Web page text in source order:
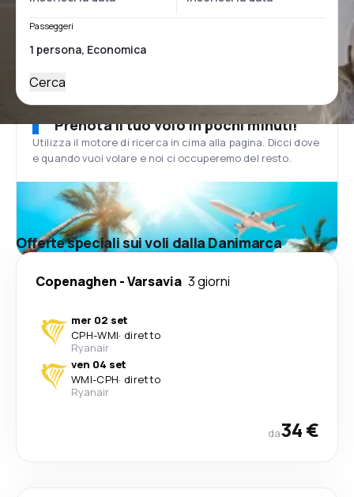
Passeggeri
Cerca
Prenota il tuo volo in pochi minuti!
Utilizza il motore di ricerca in cima alla pagina. Dicci dove
e quando vuoi volare e noi ci occuperemo del resto.
Offerte speciali sui voli dalla Danimarca
Copenaghen -Varsavia 3 giorni
mer 02 set
CPH-WMI· diretto
Ryanair
ven 04 set
WMI-CPH· diretto
Ryanair
da34 €